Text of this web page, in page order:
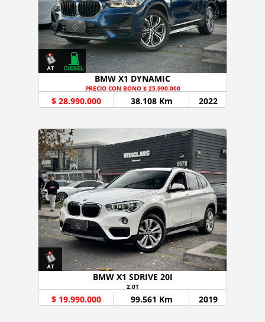
BMW X1 DYNAMIC
PRECIO CON BONO $ 25.990.000
$ 28.990.000 38.108 Km 2022
BMW X1 SDRIVE 20I
2.0T
$ 19.990.000 99.561 Km 2019